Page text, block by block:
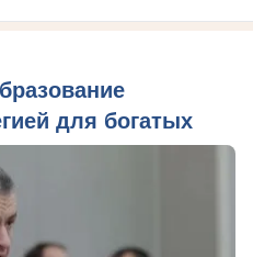
для богатых